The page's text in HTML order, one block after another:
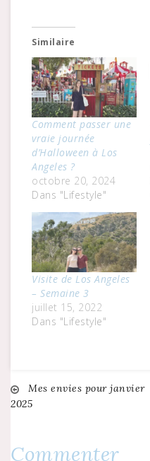
Similaire
Comment passer une
vraie journée
d’Halloween à Los
Angeles ?
octobre 20, 2024
Dans "Lifestyle"
Visite de Los Angeles
– Semaine 3
juillet 15, 2022
Dans "Lifestyle"
Navigation
Mes envies pour janvier
2025
Commenter